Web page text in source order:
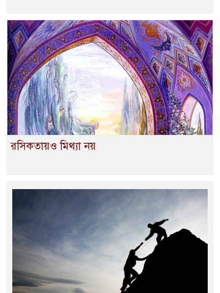
রসিকতায়ও মিথ্যা নয়